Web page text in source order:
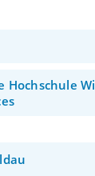
Hochschule